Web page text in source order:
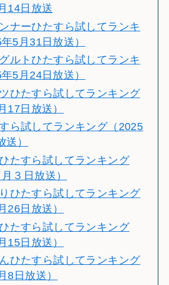
14日放送
ナーひたすら試してランキ
5月31日放送）
ルトひたすら試してランキ
5月24日放送）
ひたすら試してランキング
17日放送）
ら試してランキング（2025
）
たすら試してランキング
３日放送）
ひたすら試してランキング
26日放送）
たすら試してランキング
15日放送）
ひたすら試してランキング
8日放送）